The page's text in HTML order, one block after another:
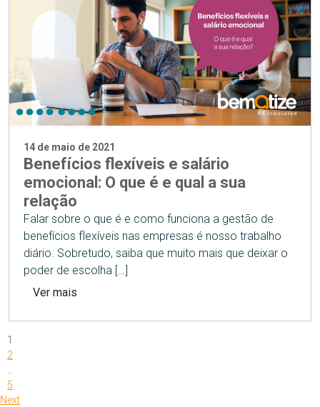
14 de maio de 2021
Benefícios flexíveis e salário
emocional: O que é e qual a sua
relação
Falar sobre o que é e como funciona a gestão de
benefícios flexíveis nas empresas é nosso trabalho
diário. Sobretudo, saiba que muito mais que deixar o
poder de escolha […]
Ver mais
Paginação
de
posts
1
2
…
5
Next